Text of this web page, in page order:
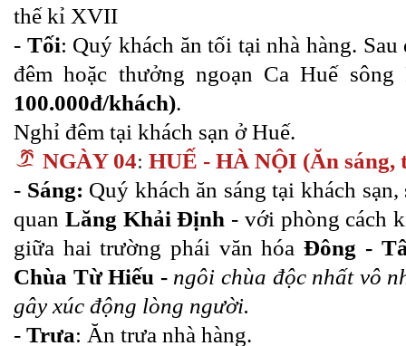
thế kỉ XVII
- Tối: Quý khách ăn tối tại nhà hàng.
đêm hoặc thưởng ngoạn Ca Huế
100.000đ/khách).
Nghỉ đêm tại khách sạn ở Huế.
NGÀY 04: HUẾ - HÀ NỘI (Ăn sáng,
- Sáng: Quý khách ăn sáng tại khách
quan Lăng Khải Định - với phòng cách
giữa hai trường phái văn hóaĐông -
Chùa Từ Hiếu - ngôi chùa độc nhất vô
gây xúc động lòng người.
- Trưa: Ăn trưa nhà hàng.